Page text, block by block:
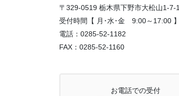
〒329-0519 栃木県下野市大松山1-7-1
受付時間【 月･水･金 9:00～17:00 】
電話：0285-52-1182
FAX：0285-52-1160
お電話での受付